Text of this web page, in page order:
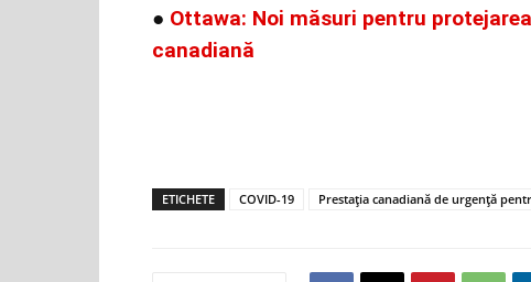
● Ottawa: Noi măsuri pentru
canadiană
ETICHETE COVID-19 Prestația canadiană de urgență